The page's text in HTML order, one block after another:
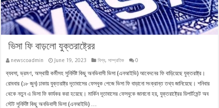
ভিসা ফি বাড়লো যুক্তরাষ্ট্রের
newscoadmin June 19, 2023 বিশ্ব,সাম্প্রতিক 0
ব্যবসা, ভ্রমণ, অস্থায়ী কর্মীসহ সুনির্দিষ্ট কিছু অনভিবাসী ভিসা (এনআইভি) আবেদনের ফি বাড়িয়েছে যুক্তরাষ্ট্র।
রোববার (১৮ জুন) ঢাকায় যুক্তরাষ্ট্র দূতাবাসের ফেসবুক পেজে ভিসা ফি বাড়ানো সংক্রান্ত তথ্য জানিয়েছে। শনিবার
থেকে নতুন এ ভিসা ফি কার্যকর করা হয়েছে। মার্কিন দূতাবাসের ফেসবুকে জানানো হয়, যুক্তরাষ্ট্রের ডিপার্টমেন্ট অব
স্টেট সুনির্দিষ্ট কিছু অনভিবাসী ভিসা (এনআইভি) …